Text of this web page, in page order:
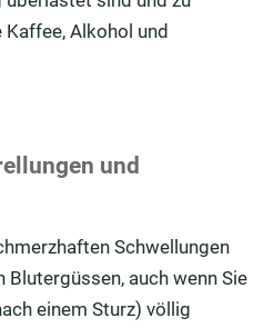
Alkohol und
und
Schwellungen
Blutergüssen, auch wenn Sie
einem Sturz) völlig